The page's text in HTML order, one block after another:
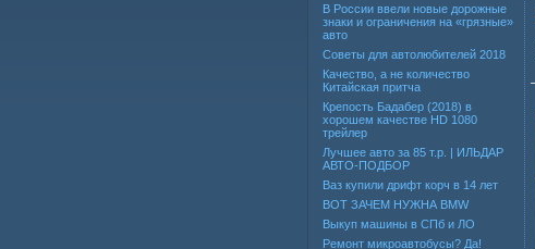
В России ввели новые дорожные
знаки и ограничения на «грязные»
авто
Советы для автолюбителей 2018
Качество, а не количество
Китайская притча
Крепость Бадабер (2018) в
хорошем качестве HD 1080
трейлер
Лучшее авто за 85 т.р. | ИЛЬДАР
АВТО-ПОДБОР
Ваз купили дрифт корч в 14 лет
ВОТ ЗАЧЕМ НУЖНА BMW
Выкуп машины в СПб и ЛО
Ремонт микроавтобусы? Да!